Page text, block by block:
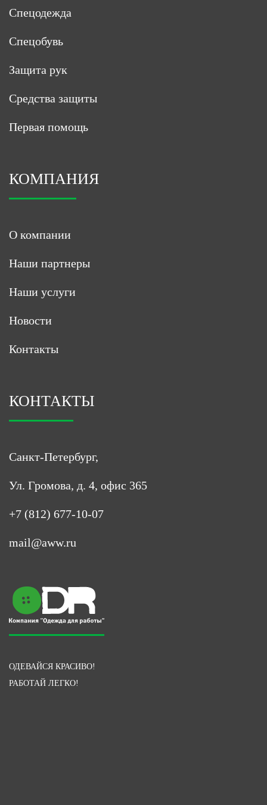
Спецодежда
Спецобувь
Защита рук
Средства защиты
Первая помощь
КОМПАНИЯ
О компании
Наши партнеры
Наши услуги
Новости
Контакты
КОНТАКТЫ
Санкт-Петербург,
Ул. Громова, д. 4, офис 365
+7 (812) 677-10-07
mail@aww.ru
ОДЕВАЙСЯ КРАСИВО!
РАБОТАЙ ЛЕГКО!